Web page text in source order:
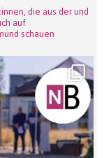
die aus der und
auf
schauen